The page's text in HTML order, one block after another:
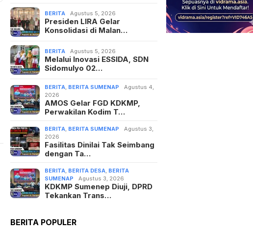
BERITA Agustus 5, 2026
Presiden LIRA Gelar
Konsolidasi di Malan…
BERITA Agustus 5, 2026
Melalui Inovasi ESSIDA, SDN
Sidomulyo 02…
BERITA BERITA SUMENAP
Agustus 4,
2026
AMOS Gelar FGD KDKMP,
Perwakilan Kodim T…
BERITA BERITA SUMENAP
Agustus 3,
2026
Fasilitas Dinilai Tak Seimbang
dengan Ta…
BERITA BERITA DESA BERITA
SUMENAP
Agustus 3, 2026
KDKMP Sumenep Diuji, DPRD
Tekankan Trans…
BERITA POPULER